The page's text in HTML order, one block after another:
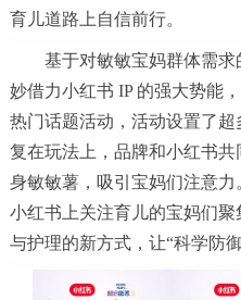
育儿道路上自信前行。
基于对敏敏宝妈群体需
妙借力小红书 IP 的强大势能
热门话题活动，活动设置了
复在玩法上，品牌和小红书
身敏敏薯，吸引宝妈们注意
小红书上关注育儿的宝妈们
与护理的新方式，让“科学防